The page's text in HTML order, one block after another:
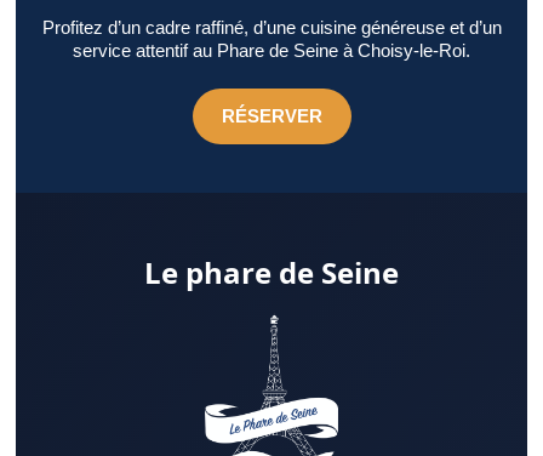
Profitez d’un cadre raffiné, d’une cuisine généreuse et d’un
service attentif au Phare de Seine à Choisy-le-Roi.
RÉSERVER
Le phare de Seine